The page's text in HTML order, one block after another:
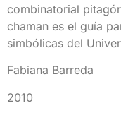
combinatorial
chaman es el guía
simbólicas del
Fabiana Barreda
2010